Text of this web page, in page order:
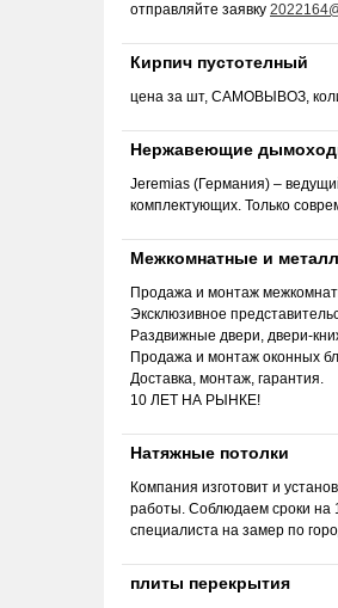
отправляйте заявку
Кирпич пустотелный
цена за шт, САМОВЫВОЗ,
Нержавеющие
Jeremias (Германия) –
комплектующих. Только
Межкомнатные и
Продажа и монтаж
Эксклюзивное
Раздвижные двери, двери-
Продажа и монтаж оконных
Доставка, монтаж, гарантия.
10 ЛЕТ НА РЫНКЕ!
Натяжные потолки
Компания изготовит и
работы. Соблюдаем сроки на
специалиста на замер по
плиты перекрытия